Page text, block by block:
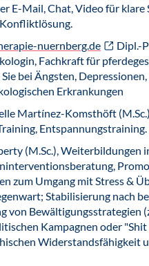
E-Mail, Chat, Video für klare
nuernberg.de
Dipl.-
Fachkraft für
bei Ängsten,
Erkrankungen
Martínez-Komsthöft
Entspannungstraining.
(M.Sc.), Weiterbildungen
zum Umgang mit Stress &
Stabilisierung nach
von Bewältigungsstrategien
Kampagnen oder "Shit
Widerstandsfähigkeit